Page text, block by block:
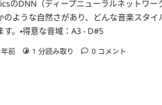
のDNN（ディープニューラルネットワー
ような自然さがあり、どんな音楽スタ
。・得意な音域：A3 - D#5
前 1 分読み取り 0 コメント